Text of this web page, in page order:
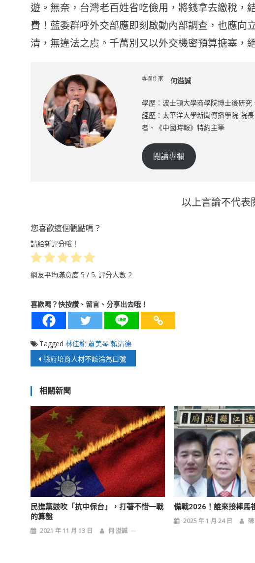
遊。無奈，台灣老百姓省吃儉用，將錢拿去繳稅，
費！藍委群呼外交部應即刻啟動內部調查，也應向
清，無違法之虞。千萬別又以外交機密預算搪塞，
專欄作家 何溢誠
學歷：波士頓大學商學院博士後研
經歷：太平洋大學新聞傳播學院 院
者、《中國時報》特約主筆
閱讀專欄
以上言論不代表
您喜歡這個觀點嗎？
請給新評分哦！
網友平均滿意度 5 / 5. 評分人數 2
喜歡嗎？快按讚、留言、分享出去哦！
Tagged 林佳龍 蕭美琴 賴清德
文
導
覽
縣府培育人材不該淪為口號
相關新聞
民進黨鼓吹「抗中保台」，打著不惜一戰
的算盤
2021 年 11 月 13 日 何 溢誠
備戰2026！誰來接棒馬
2025 年 1 月 24 日